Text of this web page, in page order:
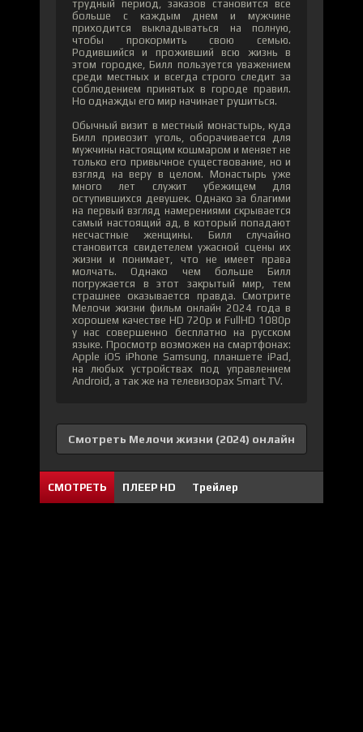
трудный период, заказов становится все
больше с каждым днем и мужчине
приходится выкладываться на полную,
чтобы прокормить свою семью.
Родившийся и проживший всю жизнь в
этом городке, Билл пользуется уважением
среди местных и всегда строго следит за
соблюдением принятых в городе правил.
Но однажды его мир начинает рушиться.
Обычный визит в местный монастырь, куда
Билл привозит уголь, оборачивается для
мужчины настоящим кошмаром и меняет не
только его привычное существование, но и
взгляд на веру в целом. Монастырь уже
много лет служит убежищем для
оступившихся девушек. Однако за благими
на первый взгляд намерениями скрывается
самый настоящий ад, в который попадают
несчастные женщины. Билл случайно
становится свидетелем ужасной сцены их
жизни и понимает, что не имеет права
молчать. Однако чем больше Билл
погружается в этот закрытый мир, тем
страшнее оказывается правда. Смотрите
Мелочи жизни фильм онлайн 2024 года в
хорошем качестве HD 720p и FullHD 1080p
у нас совершенно бесплатно на русском
языке. Просмотр возможен на смартфонах:
Apple iOS iPhone Samsung, планшете iPad,
на любых устройствах под управлением
Android, а так же на телевизорах Smart TV.
Смотреть Мелочи жизни (2024) онлайн
СМОТРЕТЬ ПЛЕЕР HD Трейлер